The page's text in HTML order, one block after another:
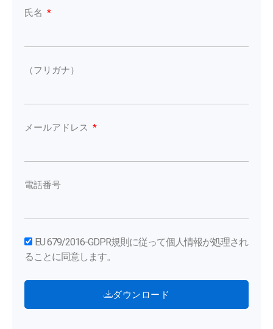
氏名
（フリガナ）
メールアドレス
電話番号
EU 679/2016-GDPR規則に従って個人情報が処理され
ることに同意します。
ダウンロード